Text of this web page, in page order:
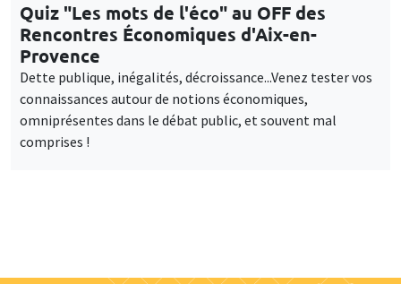
Quiz "Les mots de l'éco" au OFF des
Rencontres Économiques d'Aix-en-
Provence
Dette publique, inégalités, décroissance...Venez tester vos
connaissances autour de notions économiques,
omniprésentes dans le débat public, et souvent mal
comprises !